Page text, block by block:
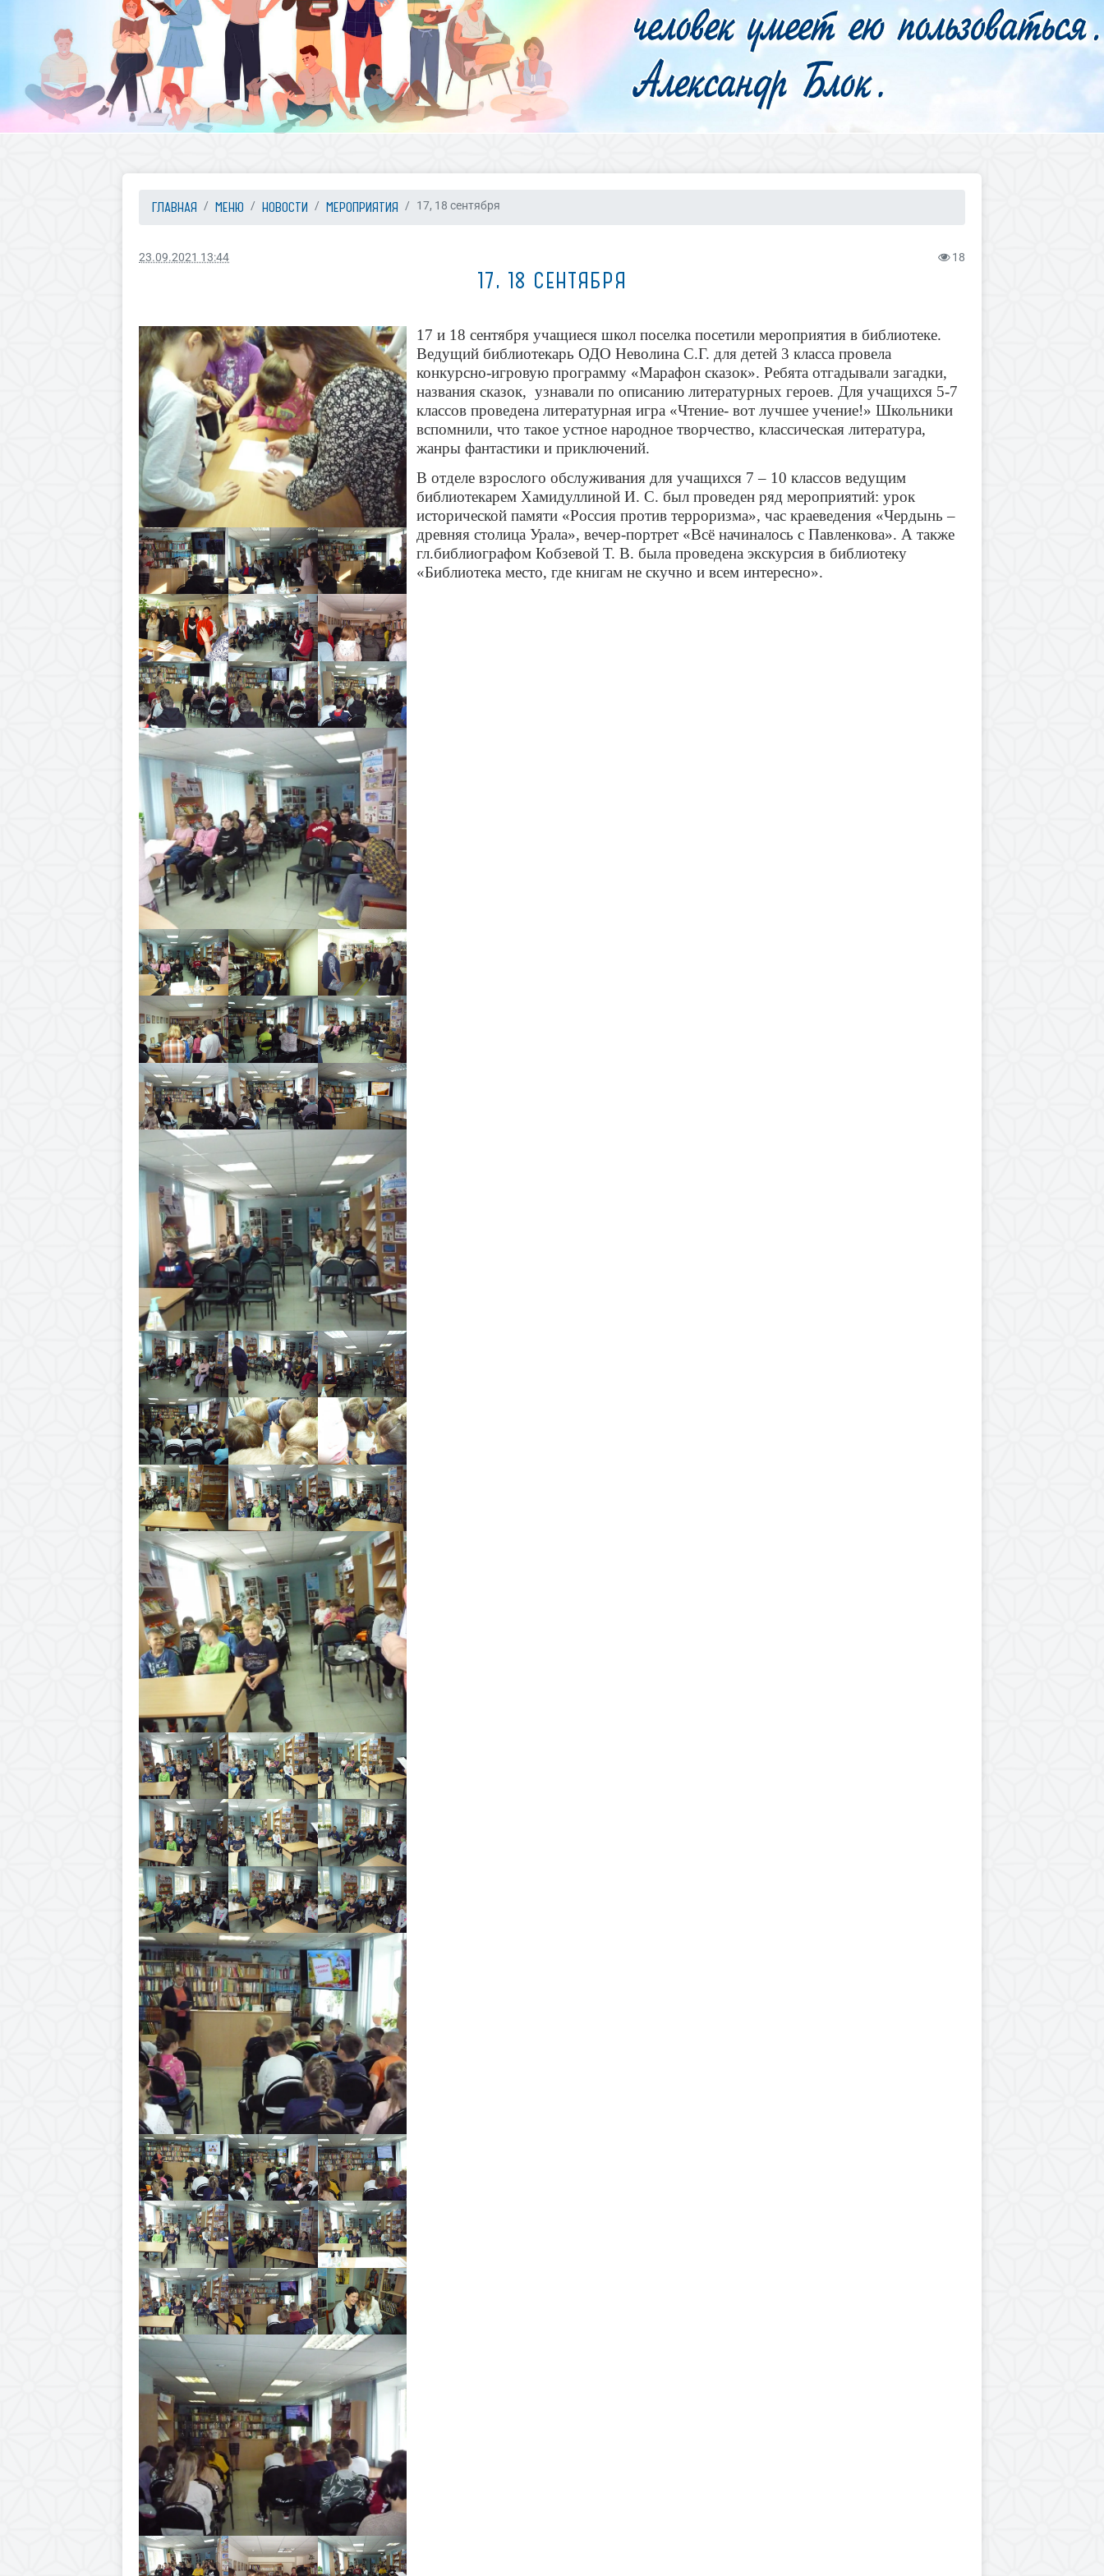
ГЛАВНАЯ МЕНЮ НОВОСТИ МЕРОПРИЯТИЯ 17, 18 сентября
23.09.2021 13:44 18
17, 18 СЕНТЯБРЯ
17 и 18 сентября учащиеся школ поселка посетили мероприятия в библиотеке.
Ведущий библиотекарь ОДО Неволина С.Г. для детей 3 класса провела
конкурсно-игровую программу «Марафон сказок». Ребята отгадывали загадки,
названия сказок, узнавали по описанию литературных героев. Для учащихся 5-7
классов проведена литературная игра «Чтение- вот лучшее учение!» Школьники
вспомнили, что такое устное народное творчество, классическая литература,
жанры фантастики и приключений.
В отделе взрослого обслуживания для учащихся 7 – 10 классов ведущим
библиотекарем Хамидуллиной И. С. был проведен ряд мероприятий: урок
исторической памяти «Россия против терроризма», час краеведения «Чердынь –
древняя столица Урала», вечер-портрет «Всё начиналось с Павленкова». А также
гл.библиографом Кобзевой Т. В. была проведена экскурсия в библиотеку
«Библиотека место, где книгам не скучно и всем интересно».